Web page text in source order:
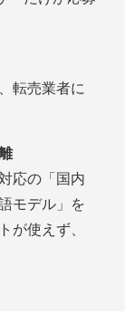
転売業者に
応の「国内
モデル」を
が使えず、